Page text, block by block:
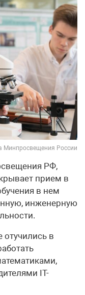
Минпросвещения России
РФ,
прием в
в нем
инженерную
отучились в
IT-